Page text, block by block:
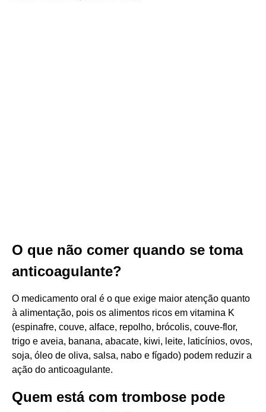
O que não comer quando se toma
anticoagulante?
O medicamento oral é o que exige maior atenção quanto
à alimentação, pois os alimentos ricos em vitamina K
(espinafre, couve, alface, repolho, brócolis, couve-flor,
trigo e aveia, banana, abacate, kiwi, leite, laticínios, ovos,
soja, óleo de oliva, salsa, nabo e fígado) podem reduzir a
ação do anticoagulante.
Quem está com trombose pode